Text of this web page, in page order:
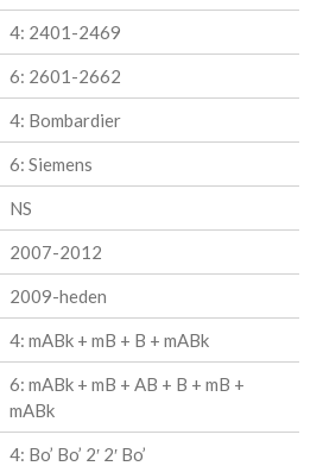
4: 2401-2469
6: 2601-2662
4: Bombardier
6: Siemens
NS
2007-2012
2009-heden
4: mABk + mB + B + mABk
6: mABk + mB + AB + B + mB +
mABk
4: Bo’ Bo’ 2′ 2′ Bo’